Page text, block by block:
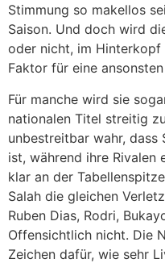
Stimmung so makellos
Saison. Und doch wird
oder nicht, im Hinterkopf
Faktor für eine
Für manche wird sie
nationalen Titel streitig
unbestreitbar wahr,
ist, während ihre Rivalen
klar an der
Salah die gleichen
Ruben Dias, Rodri,
Offensichtlich nicht. Die
Zeichen dafür, wie sehr